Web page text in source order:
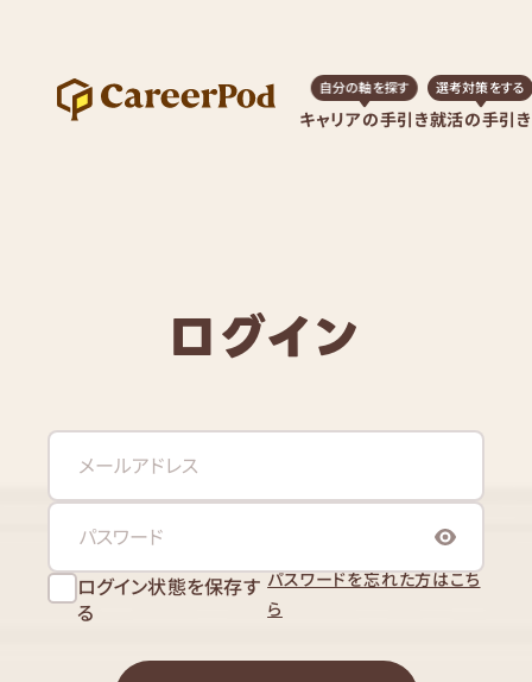
キャリアの手引き
自分の軸を探す
就活の手引き
選考対策をする
ログイン
ログイン状態を保存す
る
パスワードを忘れた方はこち
ら